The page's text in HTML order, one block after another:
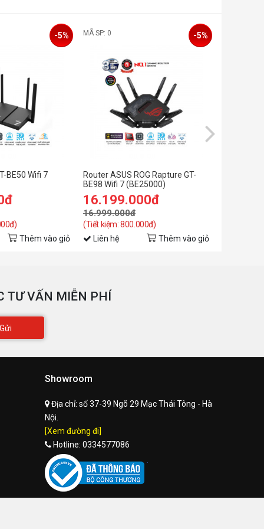
BE50 Wifi 7
-5%
Thêm vào giỏ
MÃ SP: 0
Router ASUS ROG Rapture GT-
BE98 Wifi 7 (BE25000)
16.199.000đ
16.999.000đ
(Tiết kiệm: 800.000đ)
-5%
Liên hệ Thêm vào giỏ
TƯ VẤN MIỄN PHÍ
Gửi
Showroom
Địa chỉ: số 37-39 Ngõ 29 Mạc Thái Tông - Hà
Nội.
[Xem đường đi]
Hotline: 0334577086